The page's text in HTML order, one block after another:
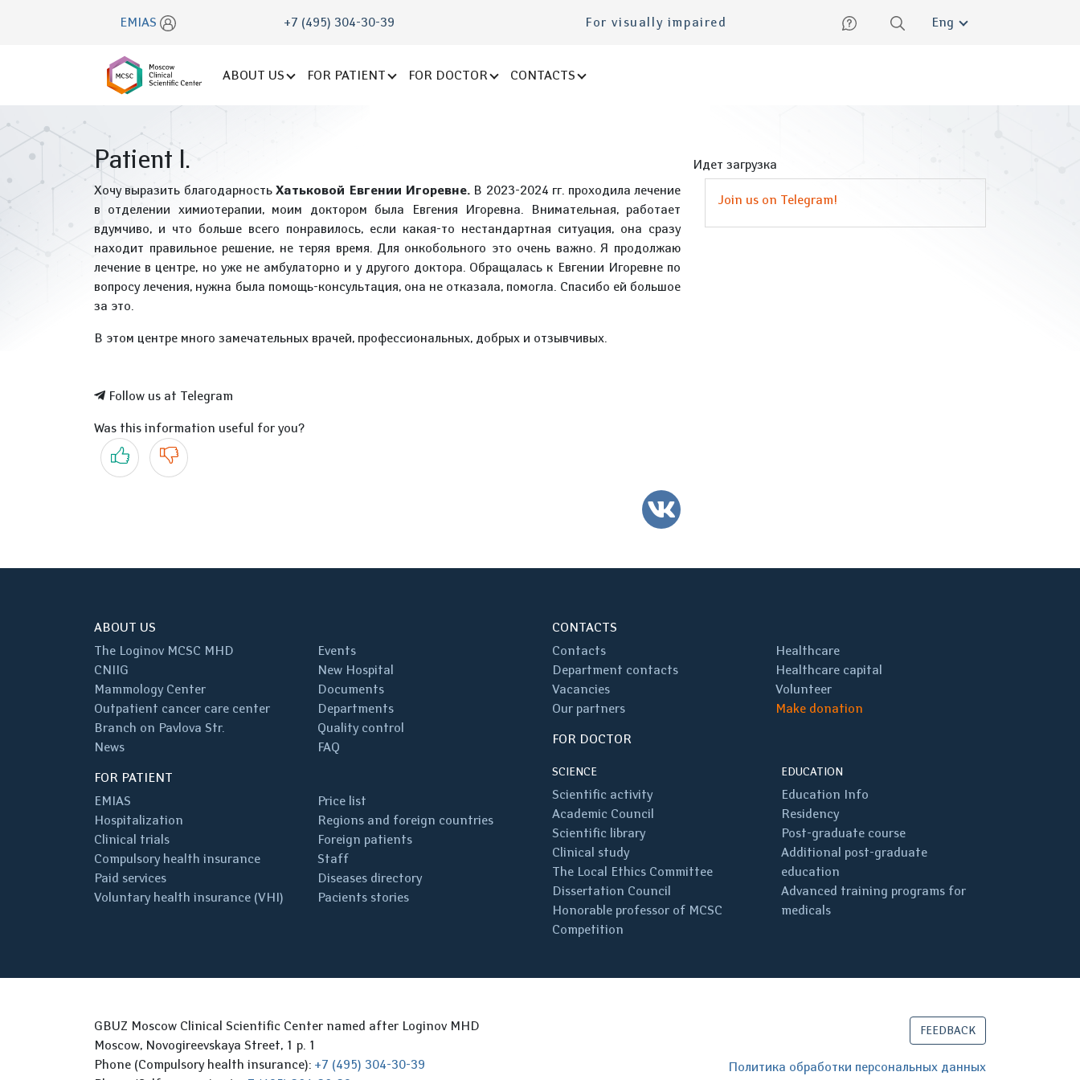
EMIAS +7 (495) 304-30-39 For visually impaired English
ABOUT US FOR PATIENT FOR DOCTOR CONTACTS
Patient I.
Хочу выразить благодарностьХатьковой Евгении Игоревне. В 2023-2024 гг. проходила лечение
в отделении химиотерапии, моим доктором была Евгения Игоревна. Внимательная, работает
вдумчиво, и что больше всего понравилось, если какая-то нестандартная ситуация, она сразу
находит правильное решение, не теряя время. Для онкобольного это очень важно. Я продолжаю
лечение в центре, но уже не амбулаторно и у другого доктора. Обращалась к Евгении Игоревне по
вопросу лечения, нужна была помощь-консультация, она не отказала, помогла. Спасибо ей большое
за это.
В этом центре много замечательных врачей, профессиональных, добрых и отзывчивых.
Follow us at Telegram
Was this information useful for you?
Yes No
VK
Идет загрузка
Join us on Telegram!
ABOUT US
The Loginov MCSC MHD
CNIIG
Mammology Center
Outpatient cancer care center
Branch on Pavlova Str.
News
Events
New Hospital
Documents
Departments
Quality control
FAQ
FOR PATIENT
EMIAS
Hospitalization
Clinical trials
Compulsory health insurance
Paid services
Voluntary health insurance (VHI)
Price list
Regions and foreign countries
Foreign patients
Staff
Diseases directory
Pacients stories
CONTACTS
Contacts
Department contacts
Vacancies
Our partners
Healthcare
Healthcare capital
Volunteer
Make donation
FOR DOCTOR
SCIENCE
Scientific activity
Academic Council
Scientific library
Clinical study
The Local Ethics Committee
Dissertation Council
Honorable professor of MCSC
Competition
EDUCATION
Education Info
Residency
Post-graduate course
Additional post-graduate
education
Advanced training programs for
medicals
GBUZ Moscow Clinical Scientific Center named after Loginov MHD
Moscow, Novogireevskaya Street, 1 p. 1
Phone (Compulsory health insurance): +7 (495) 304-30-39
FEEDBACK
Политика обработки персональных данных